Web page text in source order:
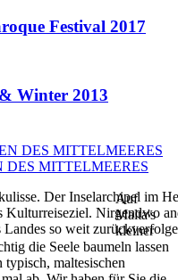
MITTELMEERES
Der Inselarchipel im
Kulturreiseziel. Nirgendwo
Landes so weit
Festival 2017
Winter 2013
Auf
Malta's
kleiner
die Seele baumeln lassen
maltesischen